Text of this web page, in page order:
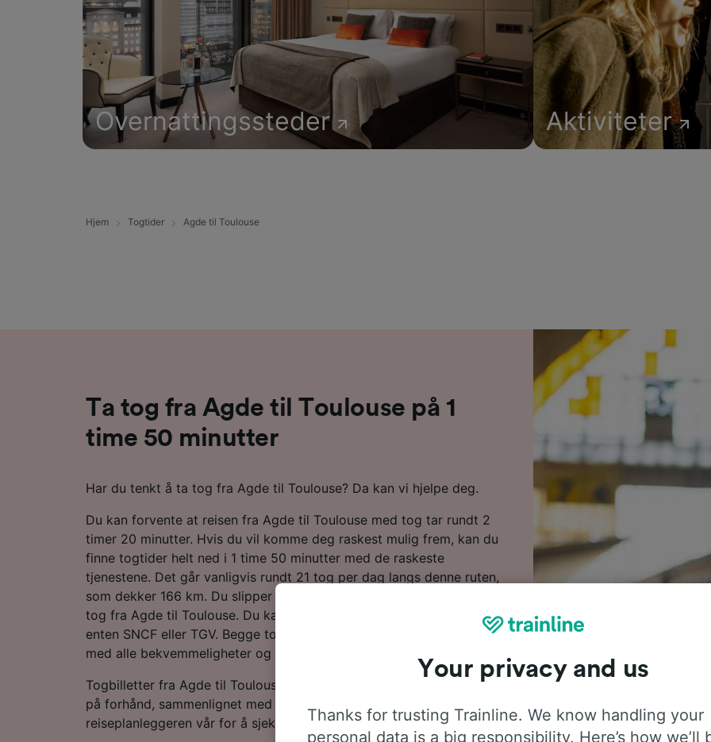
Overnattingssteder Aktiviteter
Hjem Togtider Agde til Toulouse
Ta tog fra Agde til Toulouse på 1
time 50 minutter
Har du tenkt å ta tog fra Agde til Toulouse? Da kan vi hjelpe deg.
Du kan forvente at reisen fra Agde til Toulouse med tog tar rundt 2
timer 20 minutter. Hvis du vil komme deg raskest mulig frem, kan du
finne togtider helt ned i 1 time 50 minutter med de raskeste
tjenestene. Det går vanligvis rundt 21 tog per dag langs denne ruten,
som dekker 166 km. Du slipper å bytte underveis, da det går direkte
tog fra Agde til Toulouse. Du kan reise langs denne ruten med tog fra
enten SNCF eller TGV. Begge togselskapene driver moderne tjenester
med alle bekvemmeligheter og masser av plass til bagasje.
Togbilletter fra Agde til Toulouse er vanligvis billigere når du bestiller
på forhånd, sammenlignet med å kjøpe dem på dagen. Start et søk i
reiseplanleggeren vår for å sjekke de nyeste prisene.
Your privacy and us
Thanks for trusting Trainline. We know handling your
personal data is a big responsibility. Here’s how we’ll